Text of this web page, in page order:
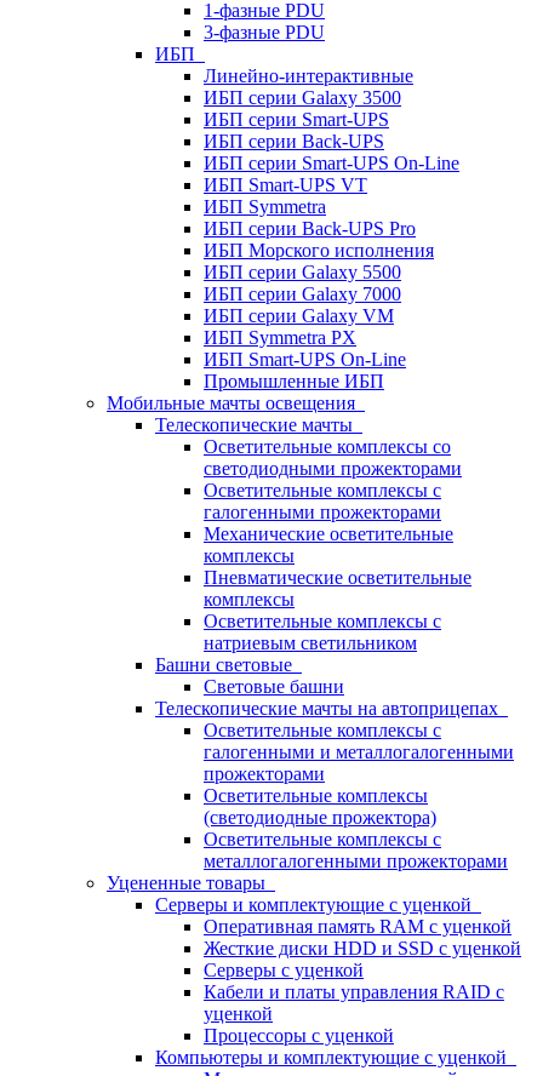
1-фазные PDU
3-фазные PDU
ИБП
Линейно-интерактивные
ИБП серии Galaxy 3500
ИБП серии Smart-UPS
ИБП серии Back-UPS
ИБП серии Smart-UPS On-Line
ИБП Smart-UPS VT
ИБП Symmetra
ИБП серии Back-UPS Pro
ИБП Морского исполнения
ИБП серии Galaxy 5500
ИБП серии Galaxy 7000
ИБП серии Galaxy VM
ИБП Symmetra PX
ИБП Smart-UPS On-Line
Промышленные ИБП
Мобильные мачты освещения
Телескопические мачты
Осветительные комплексы со
светодиодными прожекторами
Осветительные комплексы с
галогенными прожекторами
Механические осветительные
комплексы
Пневматические осветительные
комплексы
Осветительные комплексы с
натриевым светильником
Башни световые
Световые башни
Телескопические мачты на автоприцепах
Осветительные комплексы с
галогенными и металлогалогенными
прожекторами
Осветительные комплексы
(светодиодные прожектора)
Осветительные комплексы с
металлогалогенными прожекторами
Уцененные товары
Серверы и комплектующие с уценкой
Оперативная память RAM с уценкой
Жесткие диски HDD и SSD с уценкой
Серверы с уценкой
Кабели и платы управления RAID с
уценкой
Процессоры с уценкой
Компьютеры и комплектующие с уценкой